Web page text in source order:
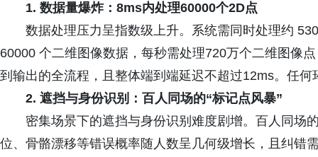
1. 数据量爆炸：8ms内处理60000个2D点
数据处理压力呈指数级上升。系统需同时处理约
60000 个二维图像数据，每秒需处理720万个二维图像
到输出的全流程，且整体端到端延迟不超过12ms。任
2. 遮挡与身份识别：百人同场的“标记点风暴”
密集场景下的遮挡与身份识别难度剧增。百人同场
位、骨骼漂移等错误概率随人数呈几何级增长，且纠错